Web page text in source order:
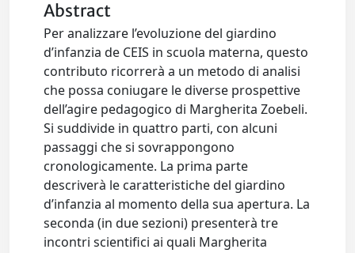
Abstract
Per analizzare l’evoluzione del giardino
d’infanzia de CEIS in scuola materna, questo
contributo ricorrerà a un metodo di analisi
che possa coniugare le diverse prospettive
dell’agire pedagogico di Margherita Zoebeli.
Si suddivide in quattro parti, con alcuni
passaggi che si sovrappongono
cronologicamente. La prima parte
descriverà le caratteristiche del giardino
d’infanzia al momento della sua apertura. La
seconda (in due sezioni) presenterà tre
incontri scientifici ai quali Margherita